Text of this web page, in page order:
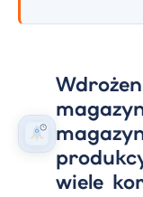
wiele